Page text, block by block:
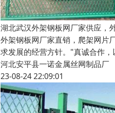
湖北武汉外架钢板网厂家供应，
外架钢板网厂家直销，爬架网片
求发展的经营方针。"真诚合作
河北安平县一诺金属丝网制品厂
23-08-24 22:09:01